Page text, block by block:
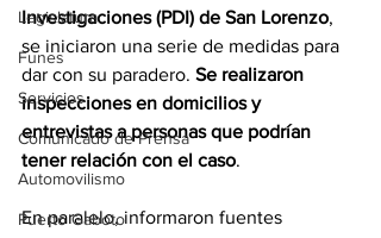
Legislatura
Funes
Servicios
Comunicado de Prensa
Automovilismo
Puerto Gaboto
Investigaciones (PDI) de San Lorenzo,
se iniciaron una serie de medidas para
dar con su paradero. Se realizaron
inspecciones en domicilios y
entrevistas a personas que podrían
tener relación con el caso.
En paralelo, informaron fuentes